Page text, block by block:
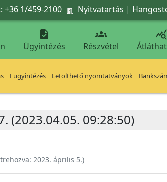
+36 1/459-2100  Nyitvatartás |

Ügyintézés

Részvétel

Eügyintézés Letölthető nyomtatványok
(2023.04.05. 09:28:50)
2023. április 5.)